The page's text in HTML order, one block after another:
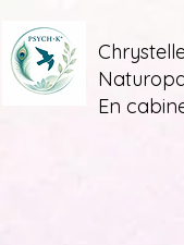
En